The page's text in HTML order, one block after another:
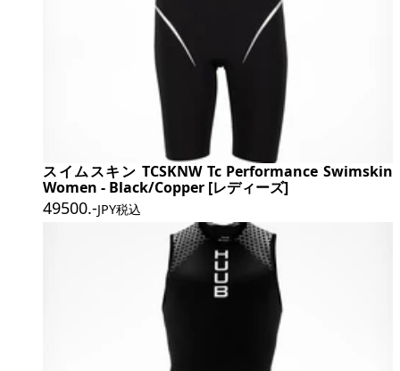
スイムスキン TCSKNW Tc Performance Swimskin
Women - Black/Copper [レディーズ]
49500.-JPY税込